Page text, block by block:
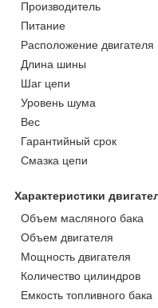
Производитель
Питание
Расположение двигателя
Длина шины
Шаг цепи
Уровень шума
Вес
Гарантийный срок
Смазка цепи
Характеристики
Объем масляного бака
Объем двигателя
Мощность двигателя
Количество цилиндров
Емкость топливного бака